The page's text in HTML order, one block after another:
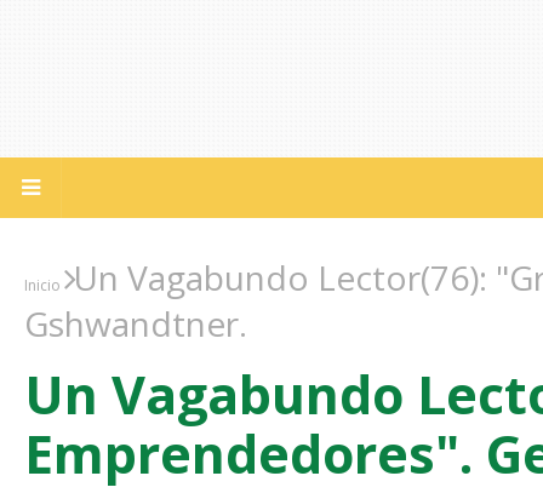
Inicio
Un Vagabundo Lector(76):
Gshwandtner.
Un Vagabundo
Emprendedores".